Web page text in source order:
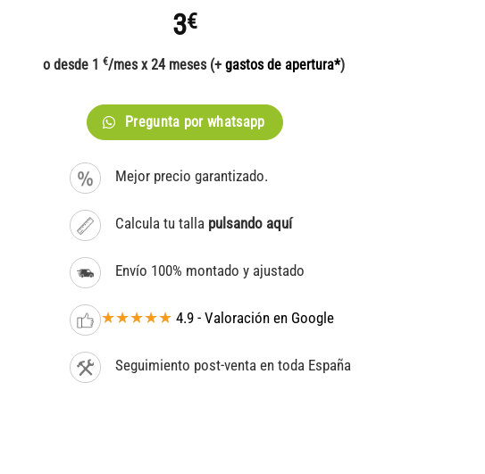
3€
o desde 1 €/mes x 24 meses (+ gastos de apertura*)
Pregunta por whatsapp
Mejor precio garantizado.
Calcula tu talla pulsando aquí
Envío 100% montado y ajustado
★★★★★ 4.9 - Valoración en Google
Seguimiento post-venta en toda España